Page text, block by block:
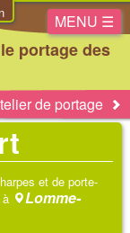
portage des
MENU ☰
de portage
et de porte-
Lomme-